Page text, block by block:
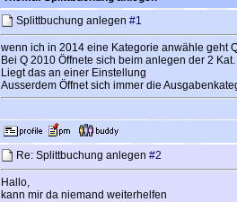
Splittbuchung anlegen #1
wenn ich in 2014 eine Kategorie anwähle geht
Bei Q 2010 Öffnete sich beim anlegen der 2
Liegt das an einer Einstellung
Ausserdem Öffnet sich immer die
Re: Splittbuchung anlegen #2
Hallo,
kann mir da niemand weiterhelfen